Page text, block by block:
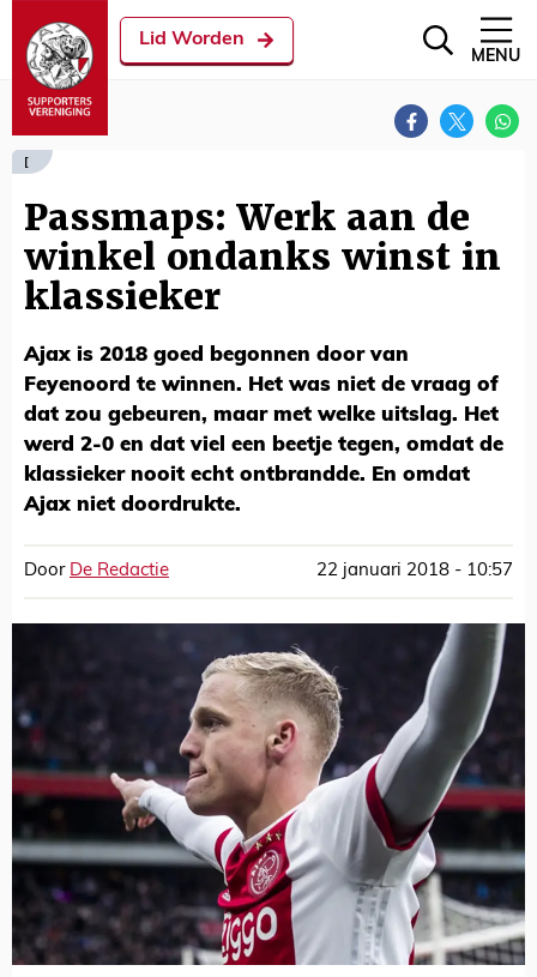
Lid Worden
MENU
[
Passmaps: Werk aan de
winkel ondanks winst in
klassieker
Ajax is 2018 goed begonnen door van
Feyenoord te winnen. Het was niet de vraag of
dat zou gebeuren, maar met welke uitslag. Het
werd 2-0 en dat viel een beetje tegen, omdat de
klassieker nooit echt ontbrandde. En omdat
Ajax niet doordrukte.
Door De Redactie 22 januari 2018 - 10:57